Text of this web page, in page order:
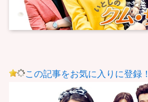
この記事をお気に入りに登録！